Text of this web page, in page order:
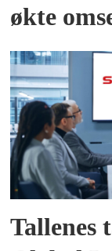
økte
Tallenes